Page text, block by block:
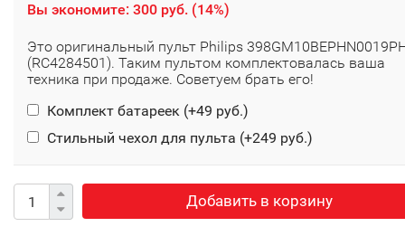
Вы экономите: 300 руб. (14%)
Это оригинальный пульт Philips
(RC4284501). Таким пультом комплектовалась ваша
техника при продаже. Советуем брать его!
Комплект батареек (+49 руб.)
Стильный чехол для пульта (+249 руб.)
Добавить в корзину